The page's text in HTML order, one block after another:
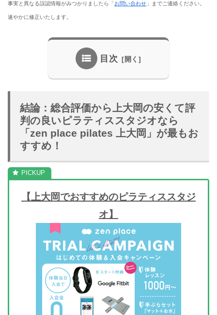
事実と異なる誤認情報がみつかりましたら「お問い合わせ 」までご連絡ください。
速やかに修正いたします。
目次
結論：総合評価から上大岡の安くて評
判の良いピラティススタジオなら
「zen place pilates 上大岡」が最もお
すすめ！
【上大岡でおすすめのピラティススタジ
オ】